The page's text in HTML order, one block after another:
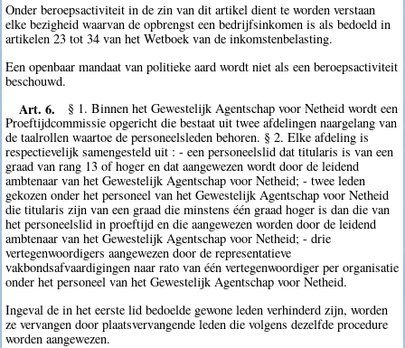
Onder beroepsactiviteit in de zin van dit artikel dient te worden verstaan
elke bezigheid waarvan de opbrengst een bedrijfsinkomen is als bedoeld in
artikelen 23 tot 34 van het Wetboek van de inkomstenbelasting.
Een openbaar mandaat van politieke aard wordt niet als een beroepsactiviteit
beschouwd.
Art. 6.
§ 1. Binnen het Gewestelijk Agentschap voor Netheid wordt een
Proeftijdcommissie opgericht die bestaat uit twee afdelingen naargelang van
de taalrollen waartoe de personeelsleden behoren. § 2. Elke afdeling is
respectievelijk samengesteld uit : - een personeelslid dat titularis is van een
graad van rang 13 of hoger en dat aangewezen wordt door de leidend
ambtenaar van het Gewestelijk Agentschap voor Netheid; - twee leden
gekozen onder het personeel van het Gewestelijk Agentschap voor Netheid
die titularis zijn van een graad die minstens één graad hoger is dan die van
het personeelslid in proeftijd en die aangewezen worden door de leidend
ambtenaar van het Gewestelijk Agentschap voor Netheid; - drie
vertegenwoordigers aangewezen door de representatieve
vakbondsafvaardigingen naar rato van één vertegenwoordiger per organisatie
onder het personeel van het Gewestelijk Agentschap voor Netheid.
Ingeval de in het eerste lid bedoelde gewone leden verhinderd zijn, worden
ze vervangen door plaatsvervangende leden die volgens dezelfde procedure
worden aangewezen.